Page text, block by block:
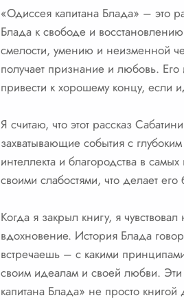
«Одиссея капитана Блада» – это
Блада к свободе и
смелости, умению и неизменной
получает признание и любовь.
привести к хорошему концу, если
Я считаю, что этот рассказ
захватывающие события с
интеллекта и благородства в
своими слабостями, что делает
Когда я закрыл книгу, я
вдохновение. История Блада
встречаешь – с какими
своим идеалам и своей любви.
капитана Блада» не просто